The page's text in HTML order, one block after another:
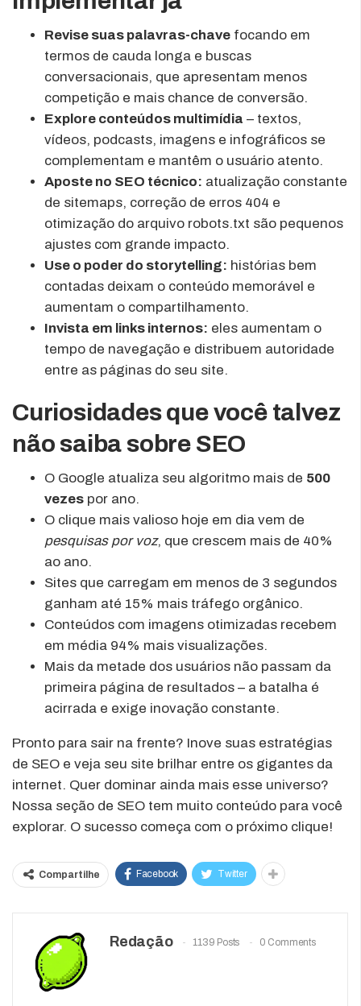
Revise suas palavras-chave focando em
termos de cauda longa e buscas
conversacionais, que apresentam menos
competição e mais chance de conversão.
Explore conteúdos multimídia – textos,
vídeos, podcasts, imagens e infográficos se
complementam e mantêm o usuário atento.
Aposte no SEO técnico: atualização constante
de sitemaps, correção de erros 404 e
otimização do arquivo robots.txt são pequenos
ajustes com grande impacto.
Use o poder do storytelling: histórias bem
contadas deixam o conteúdo memorável e
aumentam o compartilhamento.
Invista em links internos: eles aumentam o
tempo de navegação e distribuem autoridade
entre as páginas do seu site.
Curiosidades que você talvez
não saiba sobre SEO
O Google atualiza seu algoritmo mais de 500
vezes por ano.
O clique mais valioso hoje em dia vem de
pesquisas por voz, que crescem mais de 40%
ao ano.
Sites que carregam em menos de 3 segundos
ganham até 15% mais tráfego orgânico.
Conteúdos com imagens otimizadas recebem
em média 94% mais visualizações.
Mais da metade dos usuários não passam da
primeira página de resultados – a batalha é
acirrada e exige inovação constante.
Pronto para sair na frente? Inove suas estratégias
de SEO e veja seu site brilhar entre os gigantes da
internet. Quer dominar ainda mais esse universo?
Nossa seção de SEO tem muito conteúdo para você
explorar. O sucesso começa com o próximo clique!
Compartilhe Facebook Twitter
Redação 1139 Posts 0 Comments